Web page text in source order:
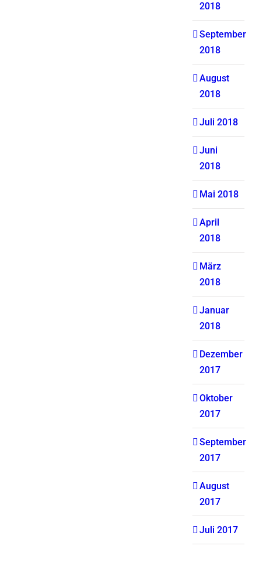
2018
September
2018
August
2018
Juli 2018
Juni
2018
Mai 2018
April
2018
März
2018
Januar
2018
Dezember
2017
Oktober
2017
September
2017
August
2017
Juli 2017